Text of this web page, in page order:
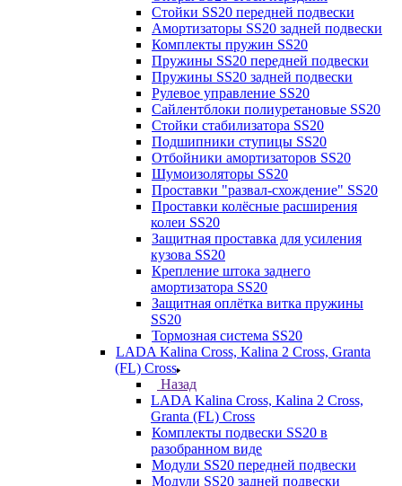
Стойки SS20 передней подвески
Амортизаторы SS20 задней подвески
Комплекты пружин SS20
Пружины SS20 передней подвески
Пружины SS20 задней подвески
Рулевое управление SS20
Сайлентблоки полиуретановые SS20
Стойки стабилизатора SS20
Подшипники ступицы SS20
Отбойники амортизаторов SS20
Шумоизоляторы SS20
Проставки "развал-схождение" SS20
Проставки колёсные расширения
колеи SS20
Защитная проставка для усиления
кузова SS20
Крепление штока заднего
амортизатора SS20
Защитная оплётка витка пружины
SS20
Тормозная система SS20
LADA Kalina Cross, Kalina 2 Cross, Granta
(FL) Cross
Назад
LADA Kalina Cross, Kalina 2 Cross,
Granta (FL) Cross
Комплекты подвески SS20 в
разобранном виде
Модули SS20 передней подвески
Модули SS20 задней подвески